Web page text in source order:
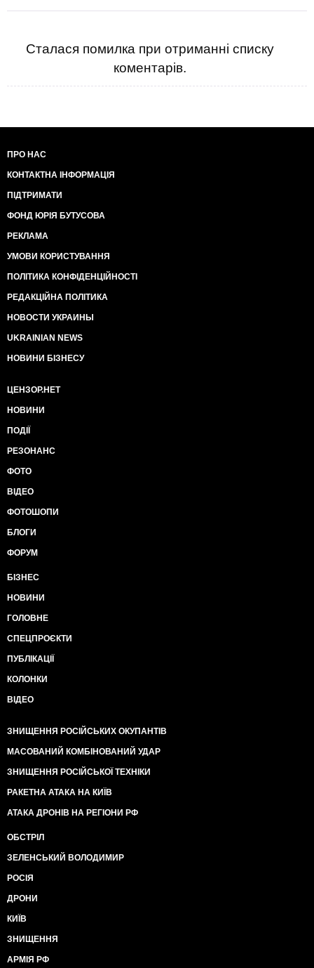
Сталася помилка при отриманні списку
коментарів.
ПРО НАС
КОНТАКТНА ІНФОРМАЦІЯ
ПІДТРИМАТИ
ФОНД ЮРІЯ БУТУСОВА
РЕКЛАМА
УМОВИ КОРИСТУВАННЯ
ПОЛІТИКА КОНФІДЕНЦІЙНОСТІ
РЕДАКЦІЙНА ПОЛІТИКА
НОВОСТИ УКРАИНЫ
UKRAINIAN NEWS
НОВИНИ БІЗНЕСУ
ЦЕНЗОР.НЕТ
НОВИНИ
ПОДІЇ
РЕЗОНАНС
ФОТО
ВІДЕО
ФОТОШОПИ
БЛОГИ
ФОРУМ
БІЗНЕС
НОВИНИ
ГОЛОВНЕ
СПЕЦПРОЄКТИ
ПУБЛІКАЦІЇ
КОЛОНКИ
ВІДЕО
ЗНИЩЕННЯ РОСІЙСЬКИХ ОКУПАНТІВ
МАСОВАНИЙ КОМБІНОВАНИЙ УДАР
ЗНИЩЕННЯ РОСІЙСЬКОЇ ТЕХНІКИ
РАКЕТНА АТАКА НА КИЇВ
АТАКА ДРОНІВ НА РЕГІОНИ РФ
ОБСТРІЛ
ЗЕЛЕНСЬКИЙ ВОЛОДИМИР
РОСІЯ
ДРОНИ
КИЇВ
ЗНИЩЕННЯ
АРМІЯ РФ